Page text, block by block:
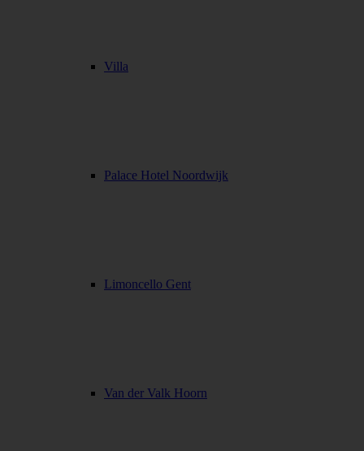
Villa
Palace Hotel Noordwijk
Limoncello Gent
Van der Valk Hoorn